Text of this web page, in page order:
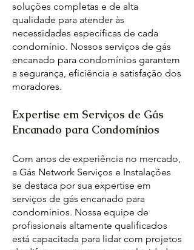
soluções completas e de alta
qualidade para atender às
necessidades específicas de cada
condomínio. Nossos serviços de gás
encanado para condomínios garantem
a segurança, eficiência e satisfação dos
moradores.
Expertise em Serviços de Gás
Encanado para Condomínios
Com anos de experiência no mercado,
a Gás Network Serviços e Instalações
se destaca por sua expertise em
serviços de gás encanado para
condomínios. Nossa equipe de
profissionais altamente qualificados
está capacitada para lidar com projetos